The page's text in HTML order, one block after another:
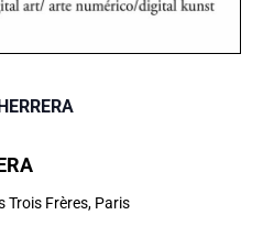
Trois Frères, Paris